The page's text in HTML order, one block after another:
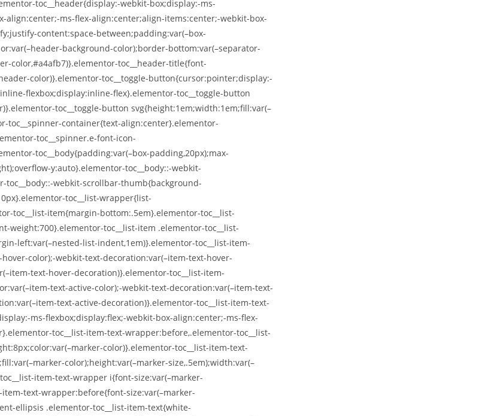
toc__header{display:-webkit-box;display:-ms-
align:center;-ms-flex-align:center;align-items:center;-webkit-box-
content:space-between;padding:var(–box-
background-color);border-bottom:var(–separator-
color,#a4afb7)}.elementor-toc__header-title{font-
color)}.elementor-toc__toggle-button{cursor:pointer;display:-
flexbox;display:inline-flex}.elementor-toc__toggle-button
toc__toggle-button svg{height:1em;width:1em;fill:var(–
toc__spinner-container{text-align:center}.elementor-
toc__spinner.e-font-icon-
toc__body{padding:var(–box-padding,20px);max-
y:auto}.elementor-toc__body::-webkit-
webkit-scrollbar-thumb{background-
toc__list-wrapper{list-
toc__list-item{margin-bottom:.5em}.elementor-toc__list-
weight:700}.elementor-toc__list-item .elementor-toc__list-
left:var(–nested-list-indent,1em)}.elementor-toc__list-item-
color);-webkit-text-decoration:var(–item-text-hover-
text-hover-decoration)}.elementor-toc__list-item-
text-active-color);-webkit-text-decoration:var(–item-text-
text-active-decoration)}.elementor-toc__list-item-text-
ms-flexbox;display:flex;-webkit-box-align:center;-ms-flex-
toc__list-item-text-wrapper:before,.elementor-toc__list-
color)}.elementor-toc__list-item-text-
color);height:var(–marker-size,.5em);width:var(–
item-text-wrapper i{font-size:var(–marker-
item-text-wrapper:before{font-size:var(–marker-
ellipsis .elementor-toc__list-item-text{white-